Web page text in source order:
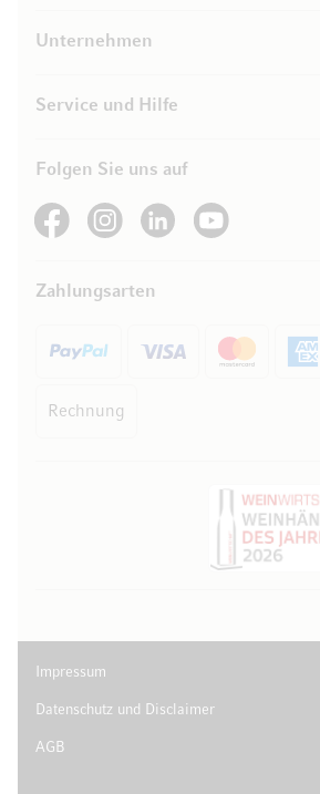
Unternehmen
Service und Hilfe
Folgen Sie uns auf
See our FacebookSee our Instagram account
See our LinkedInSee our YouTube channel
Zahlungsarten
Rechnung
Impressum
Datenschutz und Disclaimer
AGB